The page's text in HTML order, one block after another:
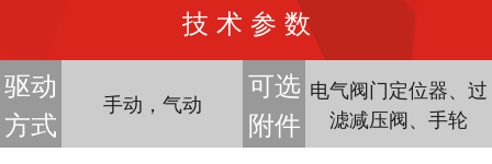
技 术 参 数
驱动
方式
手动，气动
可选
附件
电气阀门定位器、过
滤减压阀、手轮